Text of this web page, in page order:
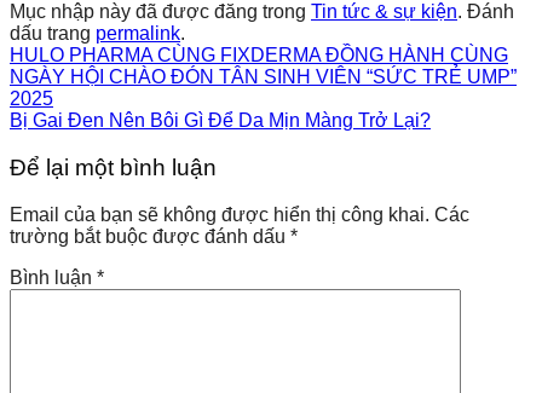
Mục nhập này đã được đăng trong Tin tức & sự kiện. Đánh
dấu trang permalink.
HULO PHARMA CÙNG FIXDERMA ĐỒNG HÀNH CÙNG
NGÀY HỘI CHÀO ĐÓN TÂN SINH VIÊN “SỨC TRẺ UMP”
2025
Bị Gai Đen Nên Bôi Gì Để Da Mịn Màng Trở Lại?
Để lại một bình luận
Email của bạn sẽ không được hiển thị công khai. Các
trường bắt buộc được đánh dấu *
Bình luận *